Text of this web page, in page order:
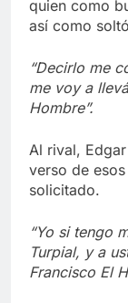
quien como
así como
“Decirlo me
me voy a
Hombre”.
Al rival,
verso de
solicitado.
“Yo si tengo
Turpial, y a
Francisco El